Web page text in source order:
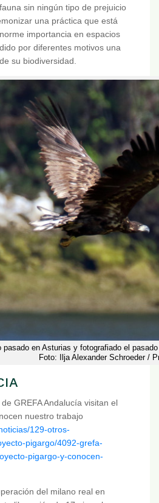
sin ningún tipo de prejuicio
una práctica que está
importancia en espacios
por diferentes motivos una
su biodiversidad.
pasado en Asturias y fotografiado el
Foto: Ilja Alexander Schroeder /
GREFA Andalucía visitan el
nuestro trabajo
129-otros-
pigargo/4092-grefa-
pigargo-y-conocen-
del milano real en